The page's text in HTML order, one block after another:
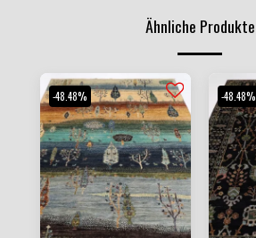
Ähnliche Produkte
-48.48% -48.48%